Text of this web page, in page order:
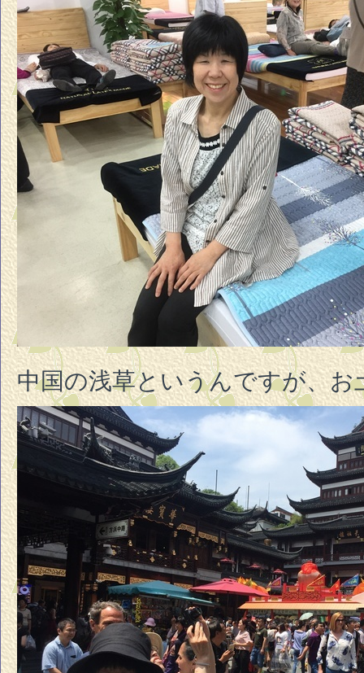
中国の浅草というんですが、